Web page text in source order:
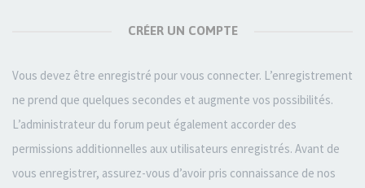
CRÉER UN COMPTE
Vous devez être enregistré pour vous connecter. L’enregistrement
ne prend que quelques secondes et augmente vos possibilités.
L’administrateur du forum peut également accorder des
permissions additionnelles aux utilisateurs enregistrés. Avant de
vous enregistrer, assurez-vous d’avoir pris connaissance de nos